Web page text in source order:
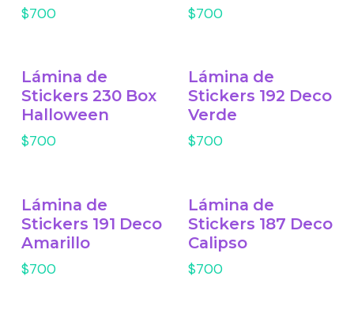
$700 $700
Lámina de
Stickers 230 Box
Halloween
$700
Lámina de
Stickers 192 Deco
Verde
$700
Lámina de
Stickers 191 Deco
Amarillo
$700
Lámina de
Stickers 187 Deco
Calipso
$700